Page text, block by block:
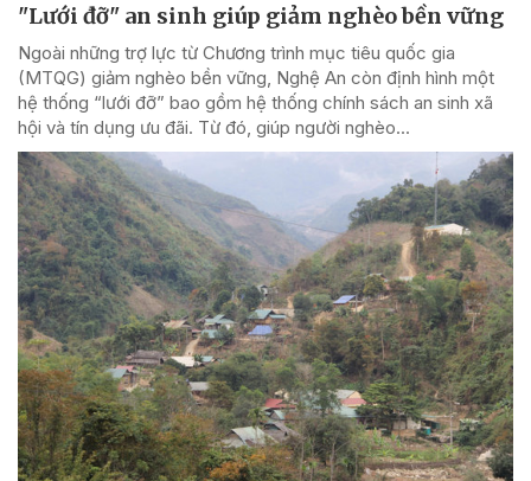
"Lưới đỡ" an sinh giúp giảm nghèo bền vững
Ngoài những trợ lực từ Chương trình mục tiêu quốc gia
(MTQG) giảm nghèo bền vững, Nghệ An còn định hình một
hệ thống “lưới đỡ” bao gồm hệ thống chính sách an sinh xã
hội và tín dụng ưu đãi. Từ đó, giúp người nghèo...